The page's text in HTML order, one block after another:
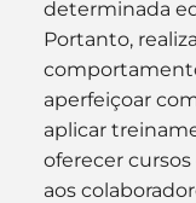
determinada
Portanto,
aperfeiçoar
aplicar
oferecer
aos